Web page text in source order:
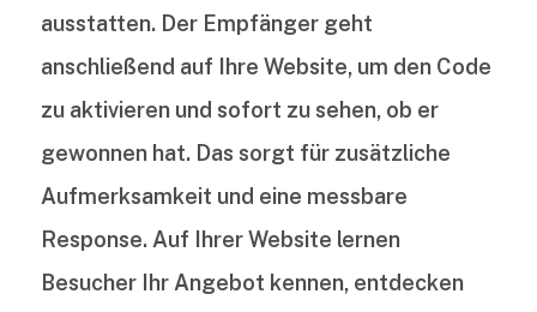
ausstatten. Der Empfänger geht
anschließend auf Ihre Website, um den Code
zu aktivieren und sofort zu sehen, ob er
gewonnen hat. Das sorgt für zusätzliche
Aufmerksamkeit und eine messbare
Response. Auf Ihrer Website lernen
Besucher Ihr Angebot kennen, entdecken